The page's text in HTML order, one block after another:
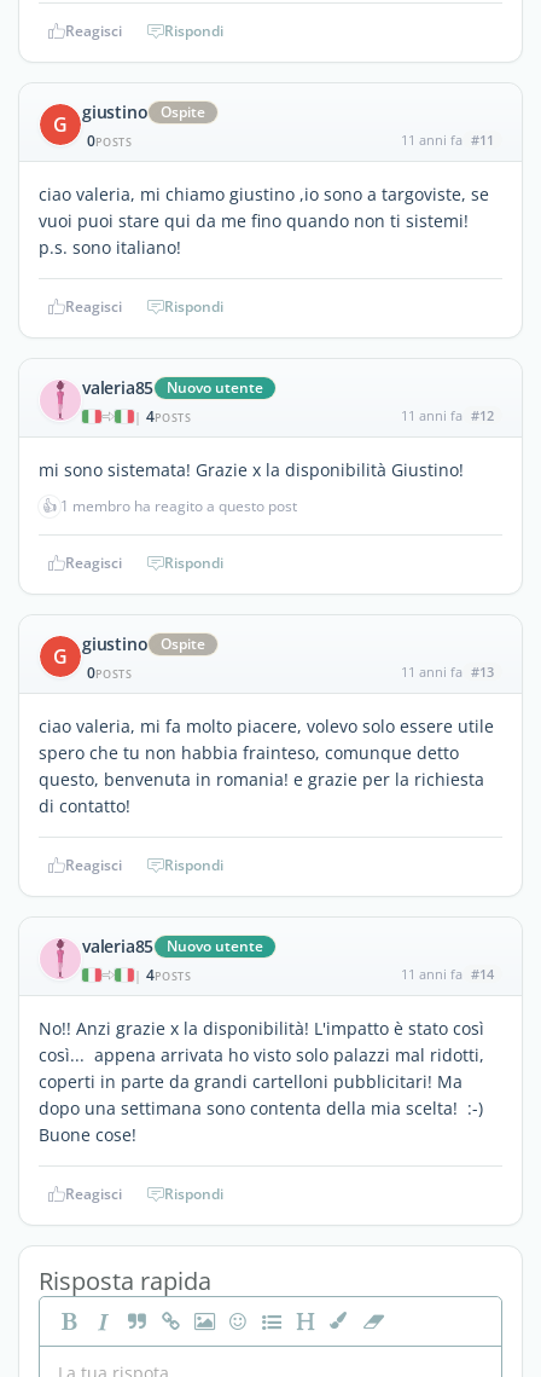
Reagisci Rispondi
G giustino
Ospite
0POSTS 11 anni fa #11
ciao valeria, mi chiamo giustino ,io sono a targoviste, se
vuoi puoi stare qui da me fino quando non ti sistemi!
p.s. sono italiano!
Reagisci Rispondi
valeria85 Nuovo utente
| 4POSTS 11 anni fa #12
mi sono sistemata! Grazie x la disponibilità Giustino!
👍 1 membro ha reagito a questo post
Reagisci Rispondi
G giustino
Ospite
0POSTS 11 anni fa #13
ciao valeria, mi fa molto piacere, volevo solo essere utile
spero che tu non habbia frainteso, comunque detto
questo, benvenuta in romania! e grazie per la richiesta
di contatto!
Reagisci Rispondi
valeria85 Nuovo utente
| 4POSTS 11 anni fa #14
No!! Anzi grazie x la disponibilità! L'impatto è stato così
così... appena arrivata ho visto solo palazzi mal ridotti,
coperti in parte da grandi cartelloni pubblicitari! Ma
dopo una settimana sono contenta della mia scelta! :-)
Buone cose!
Reagisci Rispondi
Risposta rapida